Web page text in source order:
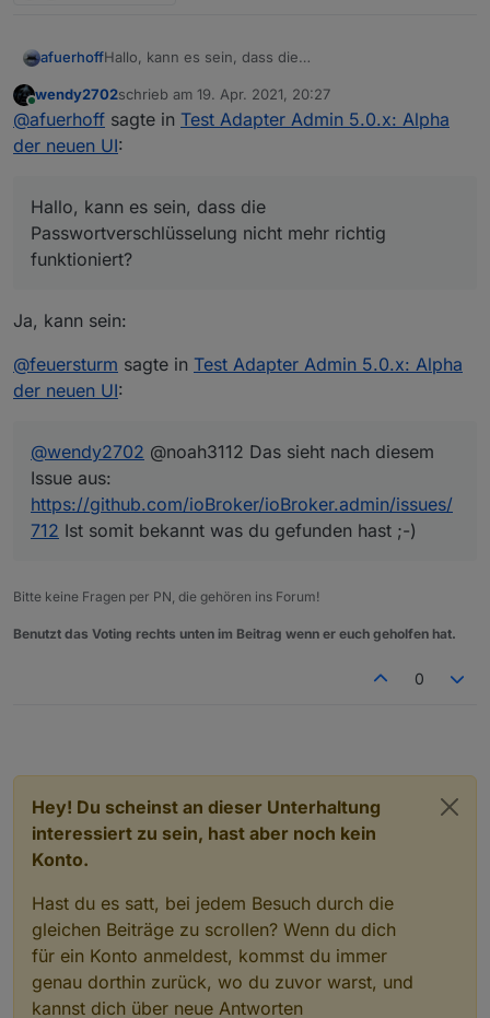
afuerhoffHallo, kann es sein, dass die
funktioniert?
-> "encryptedNative":
["meinFeldDasVerschlüsseltWerdenSoll"],
Ich hatte nach Umschalten auf React UI das
Verhalten, dass das Login nicht mehr ging nachdem
ich einmal die Adapterkonfiguration gespeichert
hatte. Nach dem deaktivieren von React UI und dem
Online
wendy2702schrieb am 19. Apr. 2021, 20:27
zuletzt editiert von
@afuerhoff sagte in Test Adapter Admin 5.0.x: Alpha
der neuen UI:
Hallo, kann es sein, dass die
Passwortverschlüsselung nicht mehr richtig
funktioniert?
Ja, kann sein:
@feuersturm sagte in Test Adapter Admin 5.0.x: Alpha
der neuen UI:
@wendy2702 @noah3112 Das sieht nach diesem
Issue aus:
https://github.com/ioBroker/ioBroker.admin/issues/
712 Ist somit bekannt was du gefunden hast ;-)
Bitte keine Fragen per PN, die gehören ins Forum!
Benutzt das Voting rechts unten im Beitrag wenn er euch geholfen hat.
0
Hey! Du scheinst an dieser Unterhaltung
interessiert zu sein, hast aber noch kein
Konto.
Hast du es satt, bei jedem Besuch durch die
gleichen Beiträge zu scrollen? Wenn du dich
für ein Konto anmeldest, kommst du immer
genau dorthin zurück, wo du zuvor warst, und
kannst dich über neue Antworten